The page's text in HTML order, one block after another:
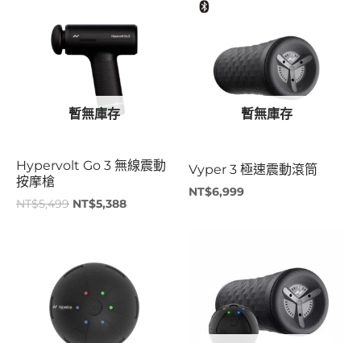
暫無庫存
Hypervolt Go 3 無線震動
按摩槍
NT$5,499
價
格：
NT$5,499。
NT$5,388
價
格：
NT$5,388。
暫無庫存
Vyper 3 極速震動滾筒
NT$6,999
價
NT$3,499。
格：
NT$3,199。